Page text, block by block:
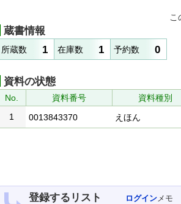
こ
蔵書情報
所蔵数 1 在庫数 1 予約数 0
資料の状態
No. 資料番号 資料種別
1
0013843370 えほん
登録するリスト ログインメモ